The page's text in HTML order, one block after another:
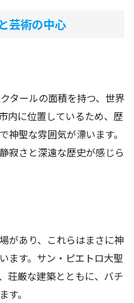
芸術の中心
タールの面積を持つ、世界
内に位置しているため、歴
神聖な雰囲気が漂います。
寂さと深遠な歴史が感じら
があり、これらはまさに神
ます。サン・ピエトロ大聖
荘厳な建築とともに、バチ
す。